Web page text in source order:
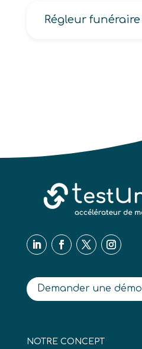
Régleur funéraire
Demander une démo
NOTRE CONCEPT